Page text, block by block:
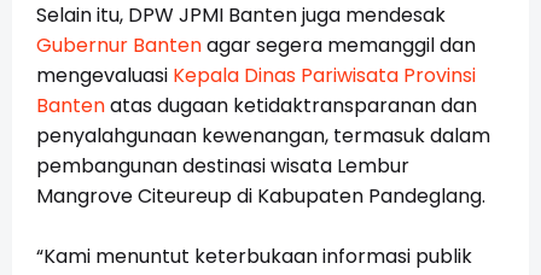
Selain itu, DPW JPMI Banten juga mendesak
Gubernur Bantenagar segera memanggil dan
mengevaluasi Kepala Dinas Pariwisata Provinsi
Bantenatas dugaan ketidaktransparanan dan
penyalahgunaan kewenangan, termasuk dalam
pembangunan destinasi wisata Lembur
Mangrove Citeureup di Kabupaten Pandeglang.
“Kami menuntut keterbukaan informasi publik